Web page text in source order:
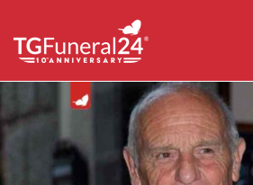
content